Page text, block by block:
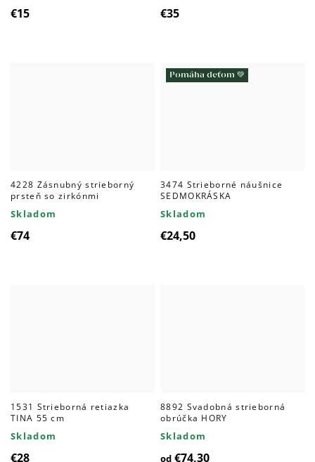
€15 €35
4228 Zásnubný strieborný
prsteň so zirkónmi
Skladom
€74
Pomáha deťom 💚
3474 Strieborné náušnice
SEDMOKRÁSKA
Skladom
€24,50
1531 Strieborná retiazka
TINA 55 cm
Skladom
€28
8892 Svadobná strieborná
obrúčka HORY
Skladom
od €74,30